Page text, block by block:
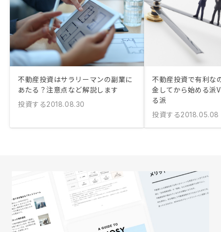
不動産投資はサラリーマンの副業に
あたる？注意点など解説します
投資する2018.08.30
不動産投資で有利な
金してから始める派
る派
投資する2018.05.08